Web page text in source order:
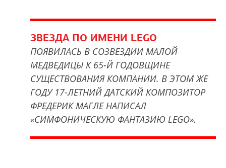
ЗВЕЗДА ПО ИМЕНИ LEGO
ПОЯВИЛАСЬ В СОЗВЕЗДИИ МАЛОЙ
МЕДВЕДИЦЫ К 65-Й ГОДОВЩИНЕ
СУЩЕСТВОВАНИЯ КОМПАНИИ. В ЭТОМ ЖЕ
ГОДУ 17-ЛЕТНИЙ ДАТСКИЙ КОМПОЗИТОР
ФРЕДЕРИК МАГЛЕ НАПИСАЛ
«СИМФОНИЧЕСКУЮ ФАНТАЗИЮ LEGO».